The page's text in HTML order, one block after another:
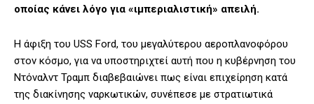
οποίας κάνει λόγο για «ιμπεριαλιστική» απειλή.
Η άφιξη του USS Ford, του μεγαλύτερου αεροπλανοφόρου
στον κόσμο, για να υποστηριχτεί αυτή που η κυβέρνηση του
Ντόναλντ Τραμπ διαβεβαιώνει πως είναι επιχείρηση κατά
της διακίνησης ναρκωτικών, συνέπεσε με στρατιωτικά